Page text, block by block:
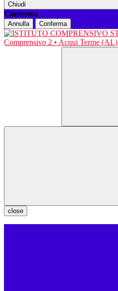
Chiudi
Conferma
Annulla Conferma
Comprensivo 2 • Acqui Terme (AL)
close